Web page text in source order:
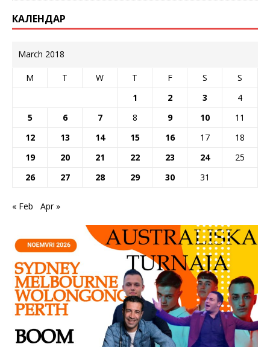
КАЛЕНДАР
March 2018
M T W T F S
S
1
2 3
4
5
6 7 8 9 10
11
12
13 14 15 16 17
18
19
20 21 22 23 24
25
26
27 28 29 30 31
« Feb Apr »